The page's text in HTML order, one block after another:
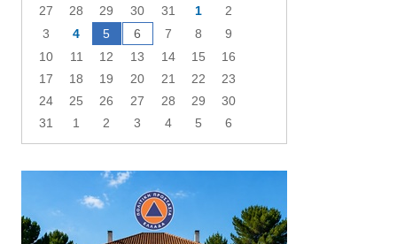
27 28 29 30 31 1
2
3
4 5 6 7 8
9
10
11 12 13 14 15
16
17
18 19 20 21 22
23
24
25 26 27 28 29
30
31
1 2 3 4 5 6